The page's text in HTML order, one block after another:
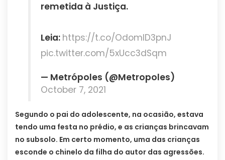
remetida à Justiça.
Leia: https://t.co/OdomID3pnJ
pic.twitter.com/5xUcc3dSqm
— Metrópoles (@Metropoles)
October 7, 2021
Segundo o pai do adolescente, na ocasião, estava
tendo uma festa no prédio, e as crianças brincavam
no subsolo. Em certo momento, uma das crianças
esconde o chinelo da filha do autor das agressões.